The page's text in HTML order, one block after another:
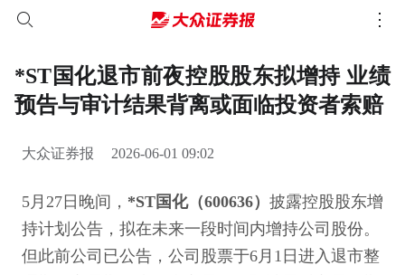
*ST国化退市前夜控股股东拟增持 业绩
预告与审计结果背离或面临投资者索赔
大众证券报 2026-06-01 09:02
5月27日晚间， *ST国化（600636） 披露控股股东增
持计划公告，拟在未来一段时间内增持公司股份。
但此前公司已公告，公司股票于6月1日进入退市整